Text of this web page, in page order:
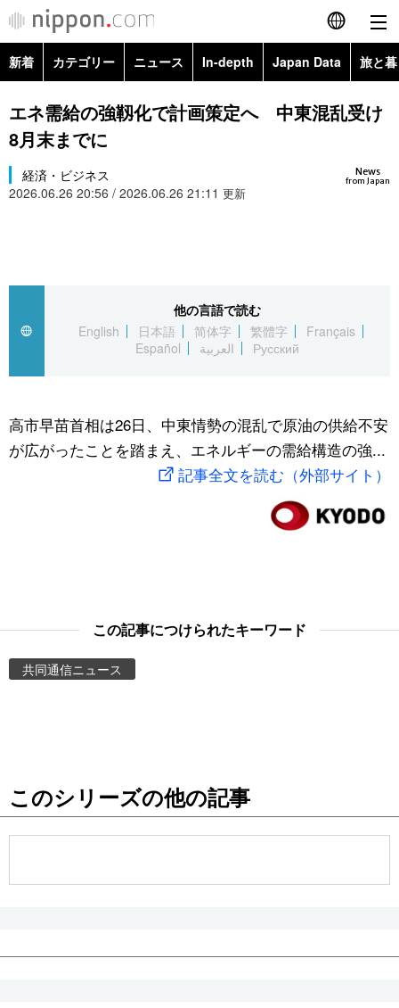
English
简体字
Русский
カテゴリー
国際
社会
文化
アーカイブ
Japan Data
旅と暮らし
動画/Live
Images
People
公式SNS
新着 カテゴリー ニュース In-depth Japan Data 旅と
政治・外交
経済・ビジネス
国際・海外
文化
科学・技術
暮らし
スポーツ・東京2020
Topics
エネ需給の強靱化で計画策定へ 中東混乱受け
8月末までに
News
from Japan
経済・ビジネス
2026.06.26 20:56 / 2026.06.26 21:11 更新
他の言語で読む
English
日本語 简体字 繁體字
Français
Español
العربية Русский
高市早苗首相は26日、中東情勢の混乱で原油の供給不安
が広がったことを踏まえ、エネルギーの需給構造の強...
記事全文を読む（外部サイト）
この記事につけられたキーワード
共同通信ニュース
このシリーズの他の記事